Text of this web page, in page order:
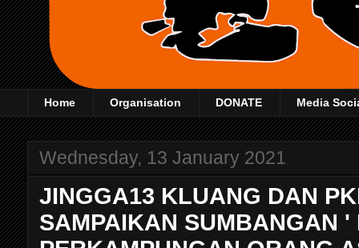
Home Organisation DONATE Media
Wednesday, 13 January 2021
JINGGA13 KLUANG DAN
SAMPAIKAN SUMBANGAN